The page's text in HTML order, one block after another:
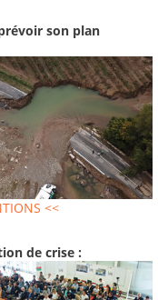
son plan
<<
de crise :